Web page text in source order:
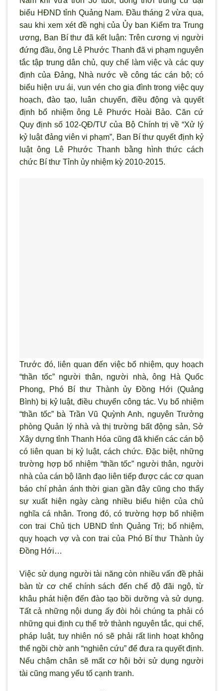
biểu HĐND tỉnh Quảng Nam. Đầu tháng 2 vừa qua,
sau khi xem xét đề nghị của Ủy ban Kiểm tra Trung
ương, Ban Bí thư đã kết luận: Trên cương vị người
đứng đầu, ông Lê Phước Thanh đã vi phạm nguyên
tắc tập trung dân chủ, quy chế làm việc và các quy
định của Đảng, Nhà nước về công tác cán bộ; có
biểu hiện ưu ái, vun vén cho gia đình trong việc quy
hoạch, đào tạo, luân chuyển, điều động và quyết
định bổ nhiệm ông Lê Phước Hoài Bảo. Căn cứ
Quy định số 102-QĐ/TƯ của Bộ Chính trị về “Xử l ý
kỷ luật đảng viên vi phạm”, Ban Bí thư quyết định kỷ
luật ông Lê Phước Thanh bằng hình thức cách
chức Bí thư Tỉnh ủy nhiệm kỳ 2010-2015.
Trước đó, liên quan đến việc bổ nhiệm, quy hoạch
“thần tốc” người thân, người nhà, ông Hà Quốc
Phong, Phó Bí thư Thành ủy Đồng Hới (Quảng
Bình) bị kỷ luật, điều chuyển công tác. Vụ bổ nhiệm
“thần tốc” bà Trần Vũ Quỳnh Anh, nguyên Trưởng
phòng Quản lý nhà và thị trường bất động sản, Sở
Xây dựng tỉnh Thanh Hóa cũng đã khiến các cán bộ
có liên quan bị kỷ luật, cách chức. Đặc biệt, những
trường hợp bổ nhiệm “thần tốc” người thân, người
nhà của cán bộ lãnh đạo liên tiếp được các cơ quan
báo chí phản ánh thời gian gần đây cũng cho thấy
sự xuất hiện ngày càng nhiều biểu hiện của chủ
nghĩa cá nhân. Trong đó, có trường hợp bổ nhiệm
con trai Chủ tịch UBND tỉnh Quảng Trị; bổ nhiệm,
quy hoạch vợ và con trai của Phó Bí thư Thành ủy
Đồng Hới…
Việc sử dụng người tài năng còn nhiều vấn đề phải
bàn từ cơ chế chính sách đến chế độ đãi ngộ, từ
khâu phát hiện đến đào tạo bồi dưỡng và sử dụng.
Tất cả những nội dung ấy đòi hỏi chúng ta phải có
những qui định cụ thể trở thành nguyên tắc, qui chế,
pháp luật, tuy nhiên nó sẽ phải rất linh hoạt không
thể ngồi chờ anh “nghiên cứu” để đưa ra quyết định.
Nếu chậm chân sẽ mất cơ hội bởi sử dụng người
tài cũng mang yếu tố cạnh tranh.